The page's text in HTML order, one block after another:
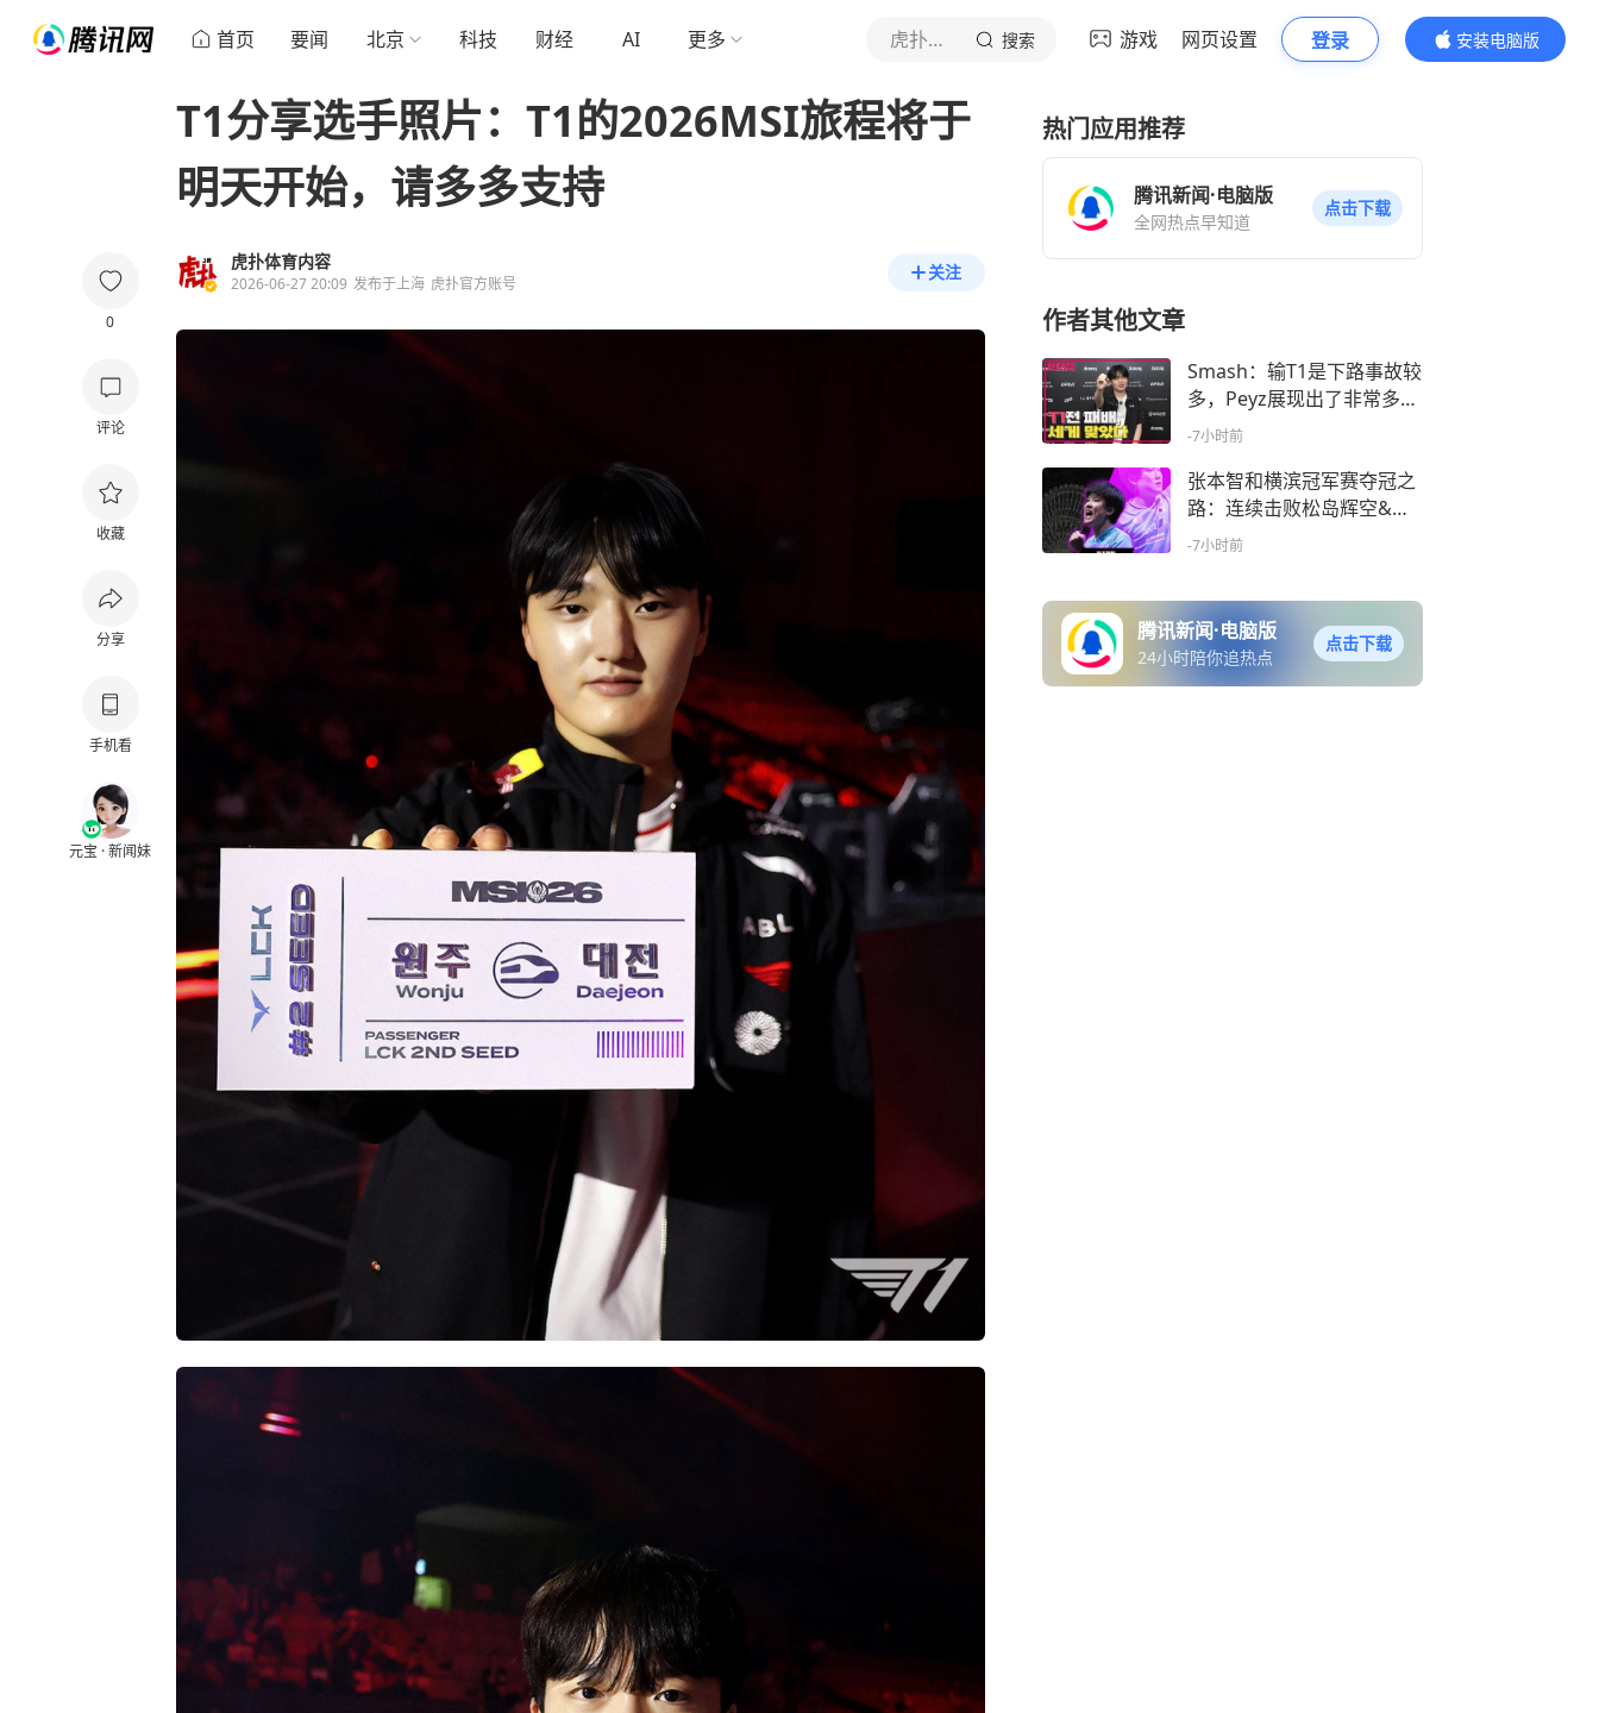
首页 要闻 北京 科技 财经 AI 更多 虎扑体育内容 搜索 游戏 网页设置 登录
安装电脑版
内容更精彩
0
评论
收藏
分享
手机看
元宝 · 新闻妹
T1分享选手照片：T1的2026MSI旅程将于
明天开始，请多多支持
虎扑体育内容
2026-06-27 20:09 发布于上海 虎扑官方账号
关注
热门应用推荐
腾讯新闻·电脑版
全网热点早知道
点击下载
作者其他文章
Smash：输T1是下路事故较
多，Peyz展现出了非常多精
彩的操作
-7小时前
张本智和横滨冠军赛夺冠之
路：连续击败松岛辉空&吴
晙诚夺冠
-7小时前
腾讯新闻·电脑版
24小时陪你追热点
点击下载